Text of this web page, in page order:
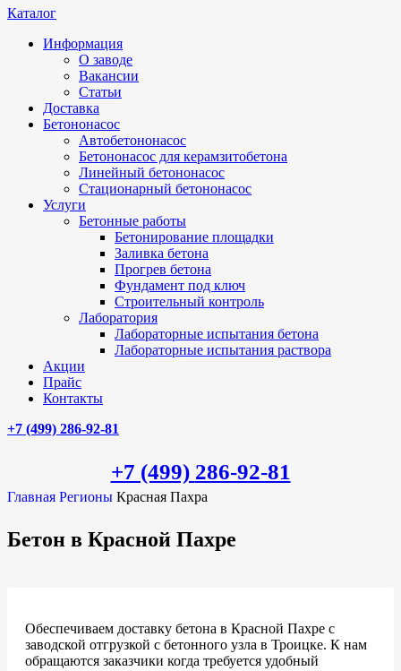
Каталог
Информация
О заводе
Вакансии
Статьи
Доставка
Бетононасос
Автобетононасос
Бетононасос для керамзитобетона
Линейный бетононасос
Стационарный бетононасос
Услуги
Бетонные работы
Бетонирование площадки
Заливка бетона
Прогрев бетона
Фундамент под ключ
Строительный контроль
Лаборатория
Лабораторные испытания бетона
Лабораторные испытания раствора
Акции
Прайс
Контакты
+7 (499) 286-92-81
+7 (499) 286-92-81
Главная Регионы Красная Пахра
Бетон в Красной Пахре
Обеспечиваем доставку бетона в Красной Пахре с
заводской отгрузкой с бетонного узла в Троицке. К нам
обращаются заказчики когда требуется удобный